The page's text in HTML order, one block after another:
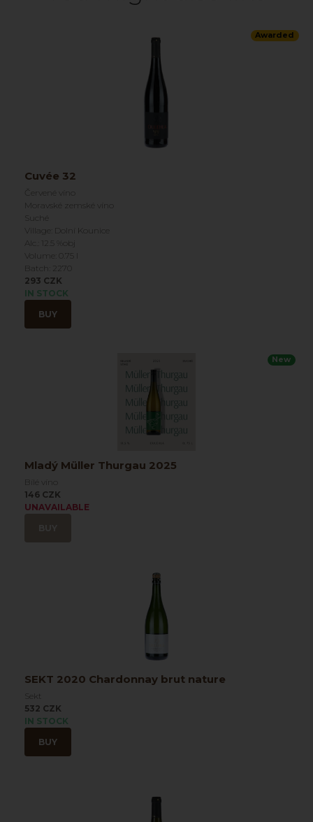
Awarded
Cuvée 32
Červené víno
Moravské zemské víno
Suché
Village: Dolní Kounice
Alc.: 12.5 %obj
Volume: 0.75 l
Batch: 2270
293 CZK
IN STOCK
BUY
New
Mladý Müller Thurgau 2025
Bílé víno
146 CZK
UNAVAILABLE
SEKT 2020 Chardonnay brut nature
Sekt
532 CZK
IN STOCK
BUY